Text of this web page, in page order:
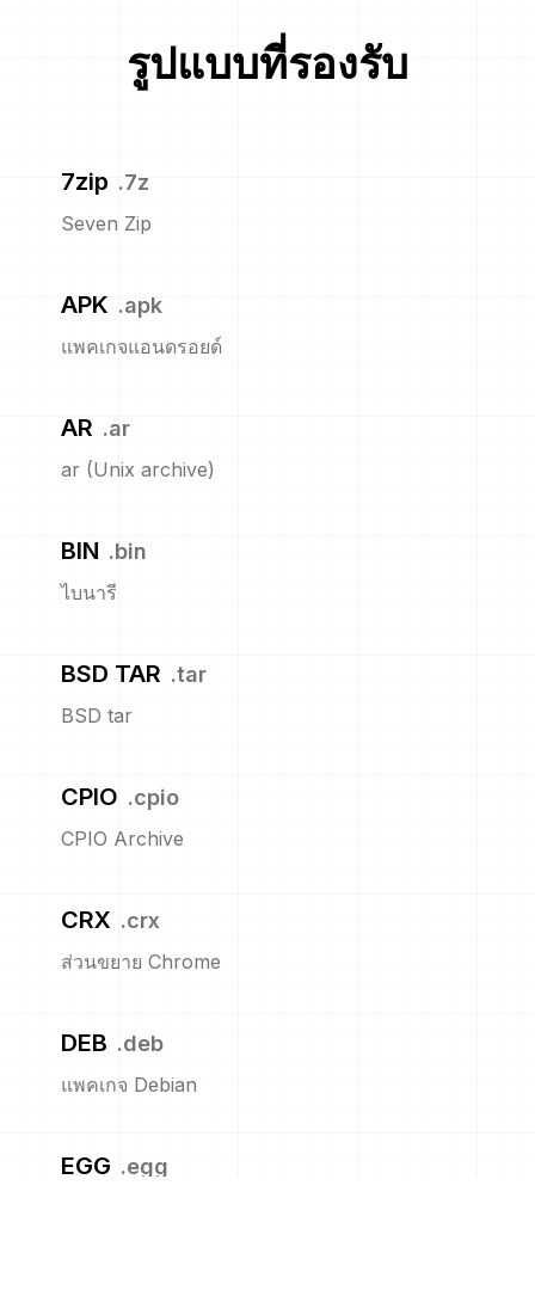
รูปแบบที่รองรับ
7zip .7z
Seven Zip
APK .apk
แพคเกจแอนดรอยด์
AR .ar
ar (Unix archive)
BIN .bin
ไบนารี
BSD TAR .tar
BSD tar
CPIO .cpio
CPIO Archive
CRX .crx
ส่วนขยาย Chrome
DEB .deb
แพคเกจ Debian
EGG .egg